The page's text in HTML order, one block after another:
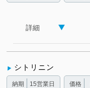
詳細
シトリニン
納期 15営業日 価格